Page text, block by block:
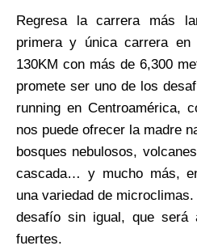
Regresa la carrera más
primera y única carrera
130KM con más de 6,300
promete ser uno de los
running en Centroamérica,
nos puede ofrecer la madre
bosques nebulosos,
cascada… y mucho más,
una variedad de
desafío sin igual, que será
fuertes.